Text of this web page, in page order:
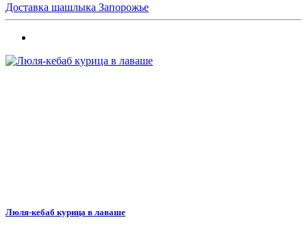
Доставка шашлыка Запорожье
Люля-кебаб курица в лаваше